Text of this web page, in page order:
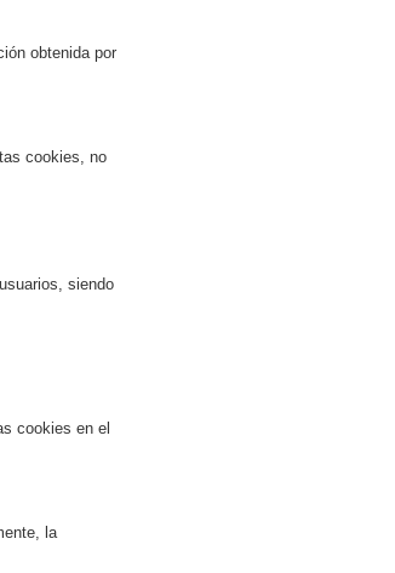
obtenida por
cookies, no
siendo
cookies en el
la